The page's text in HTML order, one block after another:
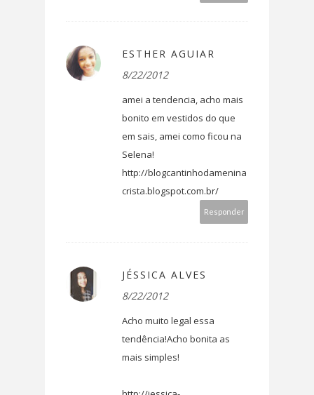
ESTHER AGUIAR
8/22/2012
amei a tendencia, acho mais
bonito em vestidos do que
em sais, amei como ficou na
Selena!
http://blogcantinhodamenina
crista.blogspot.com.br/
Responder
JÉSSICA ALVES
8/22/2012
Acho muito legal essa
tendência!Acho bonita as
mais simples!